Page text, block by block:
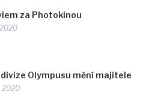
za Photokinou
Olympusu mění majitele
2020